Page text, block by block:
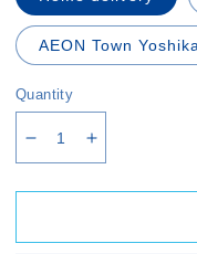
AEON Town
Quantity
Decrease
quantity
for
Card
Increase
quantity
for
Card